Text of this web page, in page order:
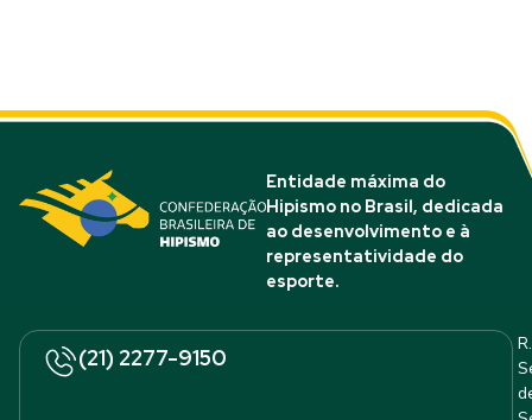
Entidade máxima do
Hipismo no Brasil, dedicada
ao desenvolvimento e à
representatividade do
esporte.
(21) 2277-9150
R.